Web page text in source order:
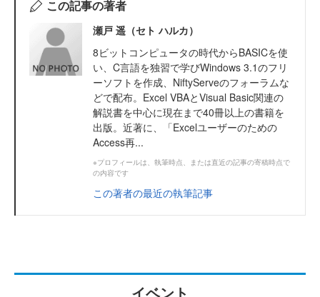
この記事の著者
瀬戸 遥（セト ハルカ）
8ビットコンピュータの時代からBASICを使
い、C言語を独習で学びWindows 3.1のフリ
ーソフトを作成、NiftyServeのフォーラムな
どで配布。Excel VBAとVisual Basic関連の
解説書を中心に現在まで40冊以上の書籍を
出版。近著に、「Excelユーザーのための
Access再...
※プロフィールは、執筆時点、または直近の記事の寄稿時点で
の内容です
この著者の最近の執筆記事
イベント